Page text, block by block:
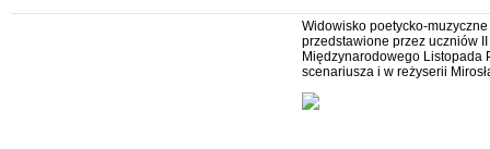
Widowisko poetycko-
przedstawione przez uczniów
Międzynarodowego Listopada
scenariusza i w reżyserii